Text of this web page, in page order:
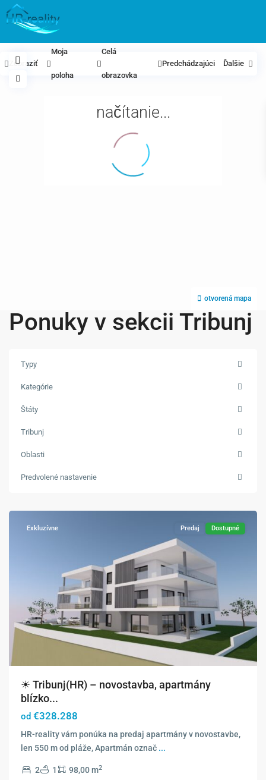
načítanie...
otvorená mapa
Zobraziť
Moja
poloha
Celá
obrazovka
Predchádzajúci Ďalšie
Ponuky v sekcii Tribunj
Typy
Kategórie
Štáty
Tribunj
Oblasti
Predvolené nastavenie
Exkluzívne Predaj Dostupné
☀ Tribunj(HR) – novostavba, apartmány
blízko...
od €328.288
HR-reality vám ponúka na predaj apartmány v novostavbe,
len 550 m od pláže, Apartmán označ ...
2 1 98,00 m2